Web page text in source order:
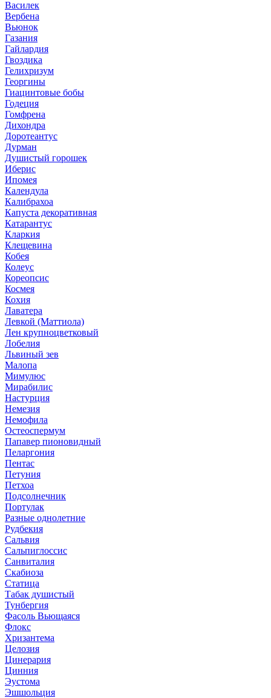
Василек
Вербена
Вьюнок
Газания
Гайлардия
Гвоздика
Гелихризум
Георгины
Гиацинтовые бобы
Годеция
Гомфрена
Дихондра
Доротеантус
Дурман
Душистый горошек
Иберис
Ипомея
Календула
Калибрахоа
Капуста декоративная
Катарантус
Кларкия
Клещевина
Кобея
Колеус
Кореопсис
Космея
Кохия
Лаватера
Левкой (Маттиола)
Лен крупноцветковый
Лобелия
Львиный зев
Малопа
Мимулюс
Мирабилис
Настурция
Немезия
Немофила
Остеоспермум
Папавер пионовидный
Пеларгония
Пентас
Петуния
Петхоа
Подсолнечник
Портулак
Разные однолетние
Рудбекия
Сальвия
Сальпиглоссис
Санвиталия
Скабиоза
Статица
Табак душистый
Тунбергия
Фасоль Вьющаяся
Флокс
Хризантема
Целозия
Цинерария
Цинния
Эустома
Эшшольция